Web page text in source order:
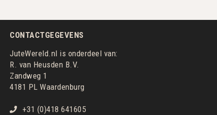
CONTACTGEGEVENS
JuteWereld.nl is onderdeel van:
R. van Heusden B.V.
Zandweg 1
4181 PL Waardenburg
+31 (0)418 641605